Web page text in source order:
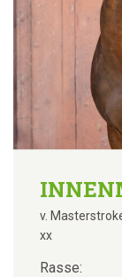
v.
xx
Rasse: